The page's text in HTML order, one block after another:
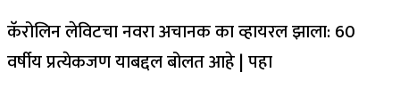
कॅरोलिन लेविटचा नवरा अचानक का व्हायरल झाला: 60
वर्षीय प्रत्येकजण याबद्दल बोलत आहे | पहा